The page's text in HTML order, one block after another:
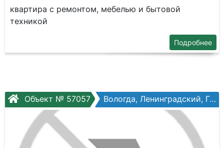
квартира с ремонтом, мебелью и бытовой
техникой
Подробнее
Объект № 57057 Вологда, Ленинградский, Гагарина ул, №80б